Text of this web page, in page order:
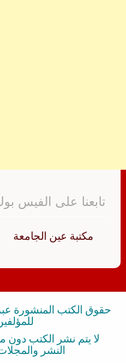
تابعنا على الفيس
‏مكتبة عين الجامعة‏
حقوق الكتب المنشورة
لا يتم نشر الكتب
النشر